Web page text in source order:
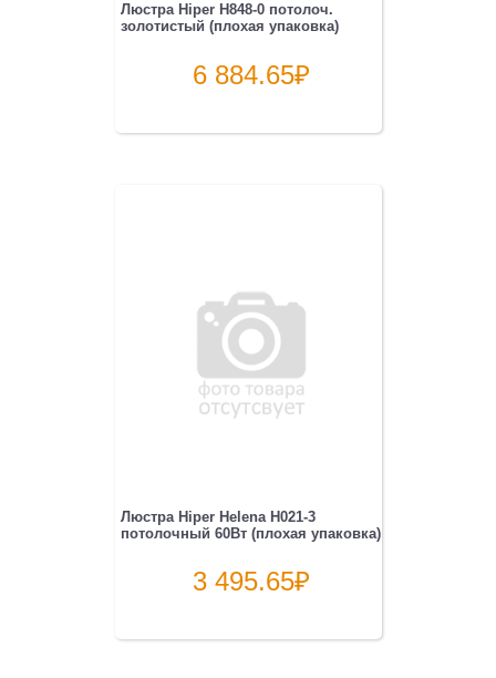
Люстра Hiper H848-0 потолоч.
золотистый (плохая упаковка)
6 884.65₽
Люстра Hiper Helena H021-3
потолочный 60Вт (плохая упаковка)
3 495.65₽